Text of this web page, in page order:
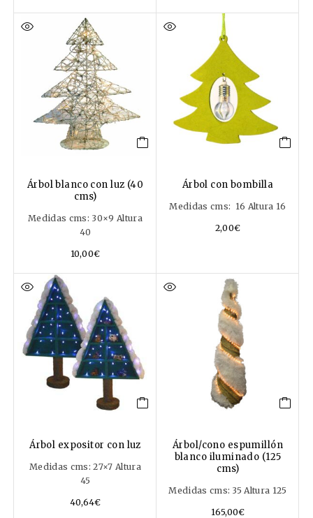
Árbol blanco con luz (40
cms)
Medidas cms: 30×9 Altura
40
10,00€
Árbol con bombilla
Medidas cms: 16 Altura 16
2,00€
Árbol expositor con luz
Medidas cms: 27×7 Altura
45
40,64€
Árbol/cono espumillón
blanco iluminado (125
cms)
Medidas cms: 35 Altura 125
165,00€